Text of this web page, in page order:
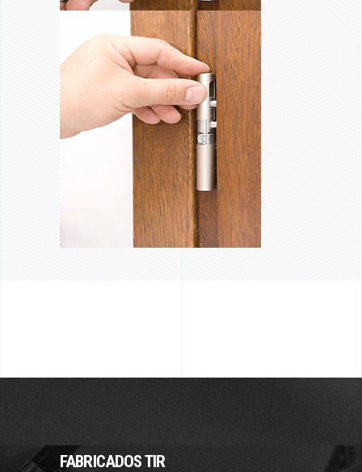
FABRICADOS TIR